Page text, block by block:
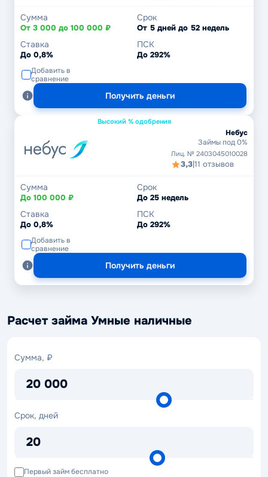
Сумма
От 3 000 до 100 000 ₽
Срок
От 5 дней до 52 недель
Ставка
До 0,8%
ПСК
До 292%
Добавить в
сравнение
Получить деньги
Высокий % одобрения
Небус
Займы под 0%
Лиц. № 2403045010028
3,3|11 отзывов
Сумма
До 100 000 ₽
Срок
До 25 недель
Ставка
До 0,8%
ПСК
До 292%
Добавить в
сравнение
Получить деньги
Расчет займа Умные наличные
Сумма, ₽
20 000
Сумма,
Срок, дней
20
Срок,
Первый займ бесплатно